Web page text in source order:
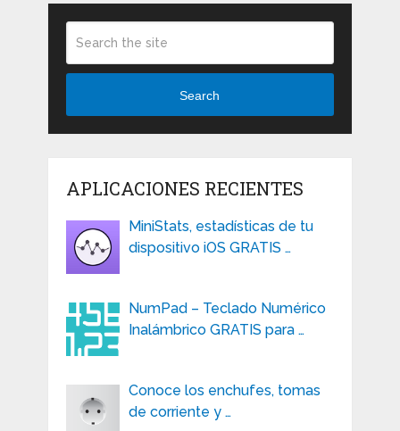
Search
APLICACIONES RECIENTES
MiniStats, estadísticas de tu
dispositivo iOS GRATIS …
NumPad – Teclado Numérico
Inalámbrico GRATIS para …
Conoce los enchufes, tomas
de corriente y …